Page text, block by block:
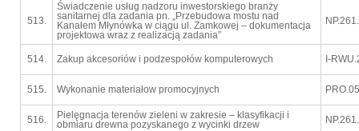
513.
Świadczenie usług nadzoru inwestorskiego branży
sanitarnej dla zadania pn. „Przebudowa mostu nad
Kanałem Młynówka w ciągu ul. Zamkowej – dokumentacja
projektowa wraz z realizacją zadania”
514. Zakup akcesoriów i podzespołów komputerowych I-
515. Wykonanie materiałow promocyjnych
516.
Pielęgnacja terenów zieleni w zakresie – klasyfikacji i
obmiaru drewna pozyskanego z wycinki drzew